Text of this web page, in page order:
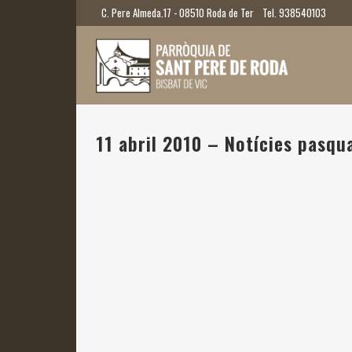
C. Pere Almeda.17 - 08510 Roda de Ter Tel. 938540103
11 abril 2010 – Notícies